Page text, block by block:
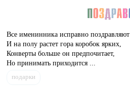
Все именинника исправно поздравляют
И на полу растет гора коробок ярких,
Конверты больше он предпочитает,
Но принимать приходится ...
подарки